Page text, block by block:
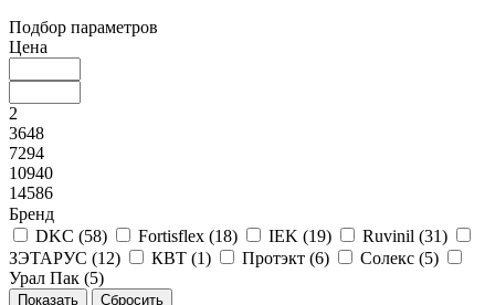
Подбор параметров
Цена
2
3648
7294
10940
14586
Бренд
DKC (58) Fortisflex (18) IEK (19) Ruvinil (31)
ЗЭТАРУС (12) КВТ (1) Протэкт (6) Солекс (5)
Урал Пак (5)